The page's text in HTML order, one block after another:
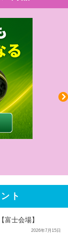
ト
富士会場】
2026年7月15日